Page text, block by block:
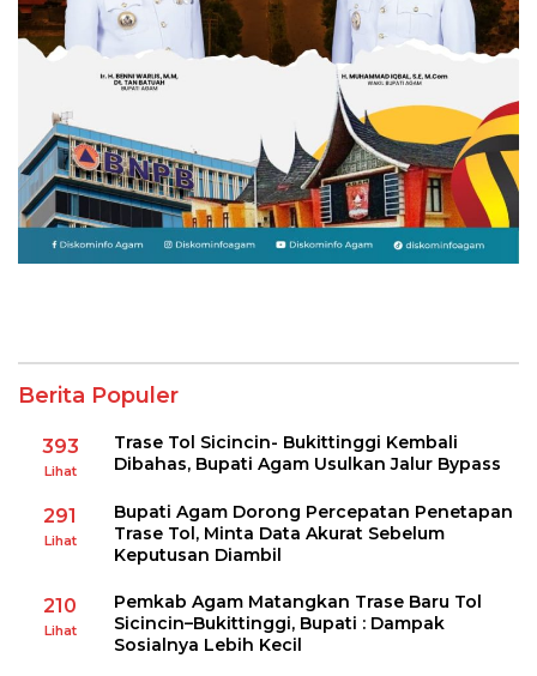
Berita Populer
393
Lihat
Trase Tol Sicincin- Bukittinggi Kembali
Dibahas, Bupati Agam Usulkan Jalur Bypass
291
Lihat
Bupati Agam Dorong Percepatan Penetapan
Trase Tol, Minta Data Akurat Sebelum
Keputusan Diambil
210
Lihat
Pemkab Agam Matangkan Trase Baru Tol
Sicincin–Bukittinggi, Bupati : Dampak
Sosialnya Lebih Kecil